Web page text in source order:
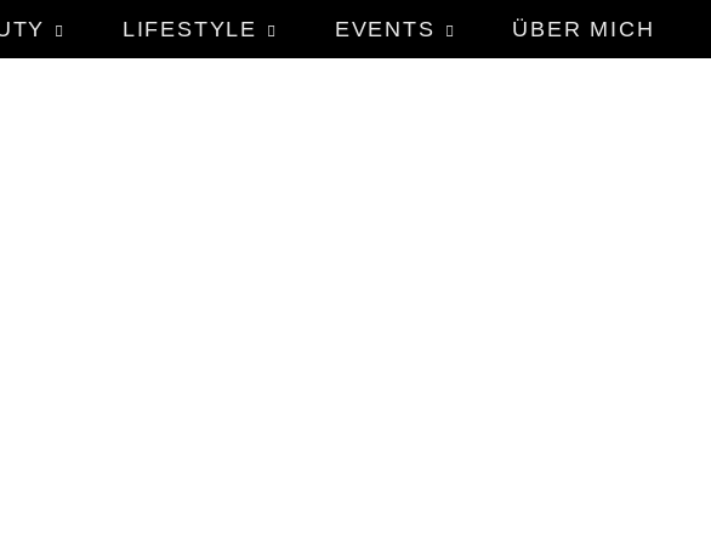
LIFESTYLE EVENTS ÜBER MICH